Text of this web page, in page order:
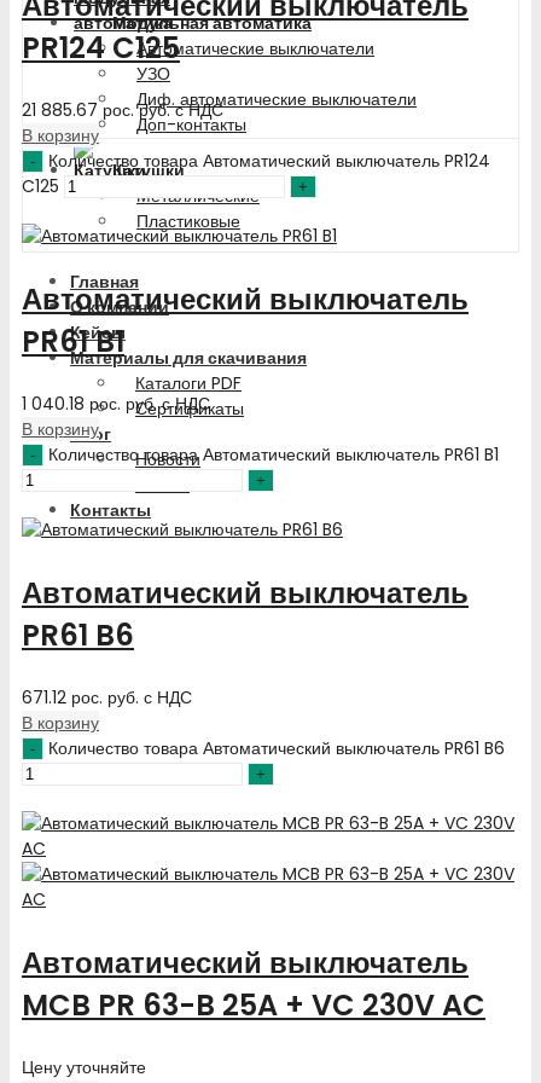
Модульная автоматика
Автоматические выключатели
УЗО
Диф. автоматические выключатели
Доп-контакты
Катушки
Металлические
Пластиковые
Главная
О компании
Кейсы
Материалы для скачивания
Каталоги PDF
Сертификаты
Блог
Новости
Контакты
PR124 C125
21 885.67рос. руб.с НДС
В корзину
Количество товара Автоматический выключатель PR124
C125
Автоматический выключатель
PR61 B1
1 040.18 рос. руб.с НДС
В корзину
Количество товара Автоматический выключатель PR61 B1
Автоматический выключатель
PR61 B6
671.12 рос. руб. с НДС
В корзину
Количество товара Автоматический выключатель PR61 B6
Автоматический выключатель
MCB PR 63-B 25A + VC 230V AC
Цену уточняйте